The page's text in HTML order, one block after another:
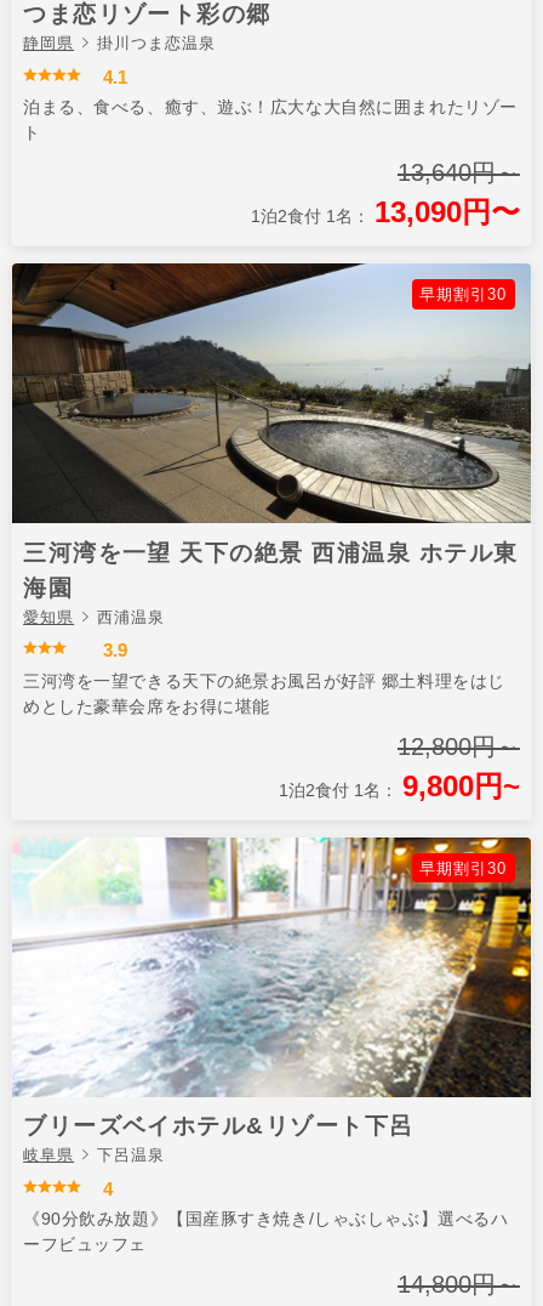
つま恋リゾート彩の郷
静岡県 掛川つま恋温泉
4.1
泊まる、食べる、癒す、遊ぶ！広大な大自然に囲まれたリゾー
ト
13,640円～
1泊2食付 1名： 13,090円〜
早期割引30
三河湾を一望 天下の絶景 西浦温泉 ホテル東
海園
愛知県 西浦温泉
3.9
三河湾を一望できる天下の絶景お風呂が好評 郷土料理をはじ
めとした豪華会席をお得に堪能
12,800円～
1泊2食付 1名： 9,800円~
早期割引30
ブリーズベイホテル&リゾート下呂
岐阜県 下呂温泉
4
《90分飲み放題》【国産豚すき焼き/しゃぶしゃぶ】選べるハ
ーフビュッフェ
14,800円～